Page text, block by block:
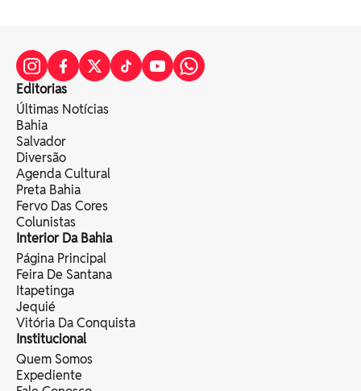
Editorias
Últimas Notícias
Bahia
Salvador
Diversão
Agenda Cultural
Preta Bahia
Fervo Das Cores
Colunistas
Interior Da Bahia
Página Principal
Feira De Santana
Itapetinga
Jequié
Vitória Da Conquista
Institucional
Quem Somos
Expediente